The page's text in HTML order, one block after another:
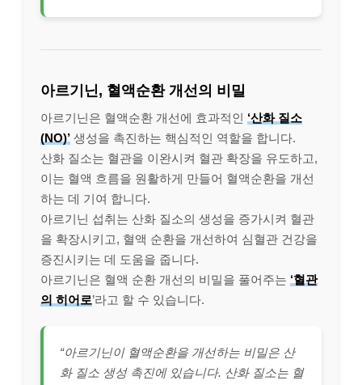
아르기닌, 혈액순환 개선의 비밀
아르기닌은 혈액순환 개선에 효과적인 ‘산화 질소
(NO)’ 생성을 촉진하는 핵심적인 역할을 합니다.
산화 질소는 혈관을 이완시켜 혈관 확장을 유도하고,
이는 혈액 흐름을 원활하게 만들어 혈액순환을 개선
하는 데 기여 합니다.
아르기닌 섭취는 산화 질소의 생성을 증가시켜 혈관
을 확장시키고, 혈액 순환을 개선하여 심혈관 건강을
증진시키는 데 도움을 줍니다.
아르기닌은 혈액 순환 개선의 비밀을 풀어주는 ‘혈관
의 히어로’라고 할 수 있습니다.
“아르기닌이 혈액순환을 개선하는 비밀은 산
화 질소 생성 촉진에 있습니다. 산화 질소는 혈